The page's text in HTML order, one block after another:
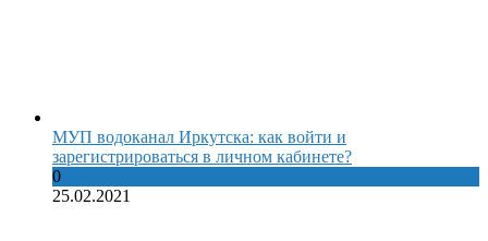
МУП водоканал Иркутска: как войти и
зарегистрироваться в личном кабинете?
0
25.02.2021